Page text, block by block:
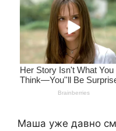
Маша уже давно